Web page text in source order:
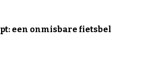
een onmisbare fietsbel